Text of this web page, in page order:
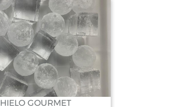
HIELO GOURMET